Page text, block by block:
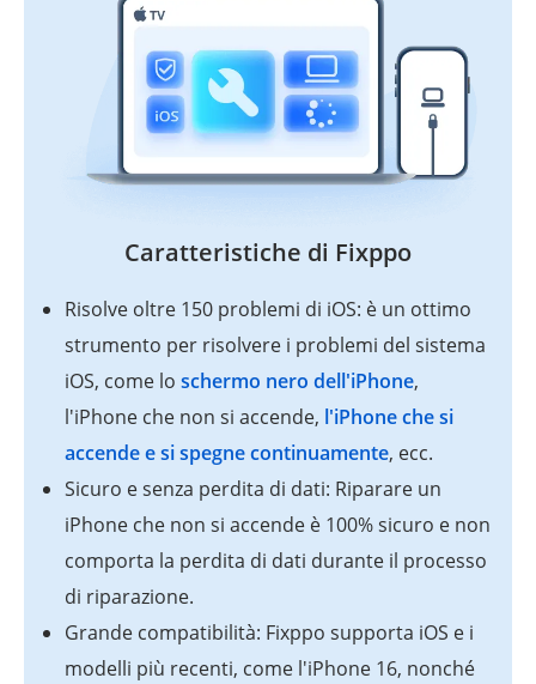
Caratteristiche di Fixppo
Risolve oltre 150 problemi di iOS: è un ottimo
strumento per risolvere i problemi del sistema
iOS, come lo schermo nero dell'iPhone,
l'iPhone che non si accende, l'iPhone che si
accende e si spegne continuamente, ecc.
Sicuro e senza perdita di dati: Riparare un
iPhone che non si accende è 100% sicuro e non
comporta la perdita di dati durante il processo
di riparazione.
Grande compatibilità: Fixppo supporta iOS e i
modelli più recenti, come l'iPhone 16, nonché